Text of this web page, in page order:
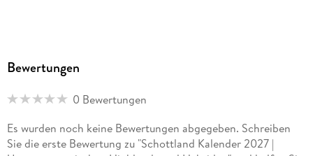
Bewertungen
0 Bewertungen
Es wurden noch keine Bewertungen abgegeben. Schreiben
Sie die erste Bewertung zu "Schottland Kalender 2027 |